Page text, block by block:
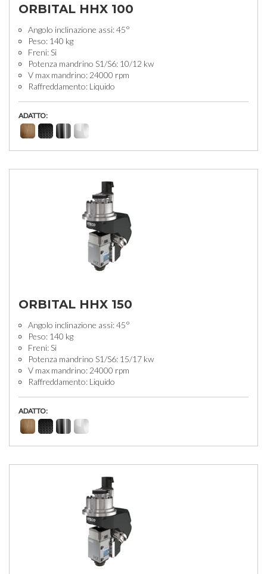
ORBITAL HHX 100
Angolo inclinazione assi: 45°
Peso: 140 kg
Freni: Si
Potenza mandrino S1/S6: 10/12 kw
V max mandrino: 24000 rpm
Raffreddamento: Liquido
ADATTO:
ORBITAL HHX 150
Angolo inclinazione assi: 45°
Peso: 140 kg
Freni: Si
Potenza mandrino S1/S6: 15/17 kw
V max mandrino: 24000 rpm
Raffreddamento: Liquido
ADATTO: